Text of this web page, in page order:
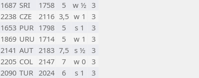
1687 SRI 1758 5 w ½ 3
2238 CZE 2116 3,5 w 1
3
1653 PUR 1798 5 s 1
3
1869 URU 1714 5 w 1
3
2141 AUT 2183 7,5 s ½
3
2205 COL 2147 7 w 0
3
2090 TUR 2024 6 s 1
3